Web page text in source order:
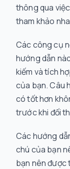
thông qua
tham khảo
Các công cụ
hướng dẫn
kiếm và tích
của bạn. Câu
có tốt hơn
trước khi đối
Các hướng
chú của bạn
bạn nên được